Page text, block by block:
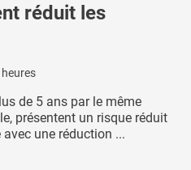
réduit les
de 5 ans par le même
présentent un risque réduit
une réduction ...